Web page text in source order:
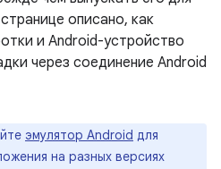
описано, как
и Android-устройство
через соединение Android
эмулятор Android для
на разных версиях